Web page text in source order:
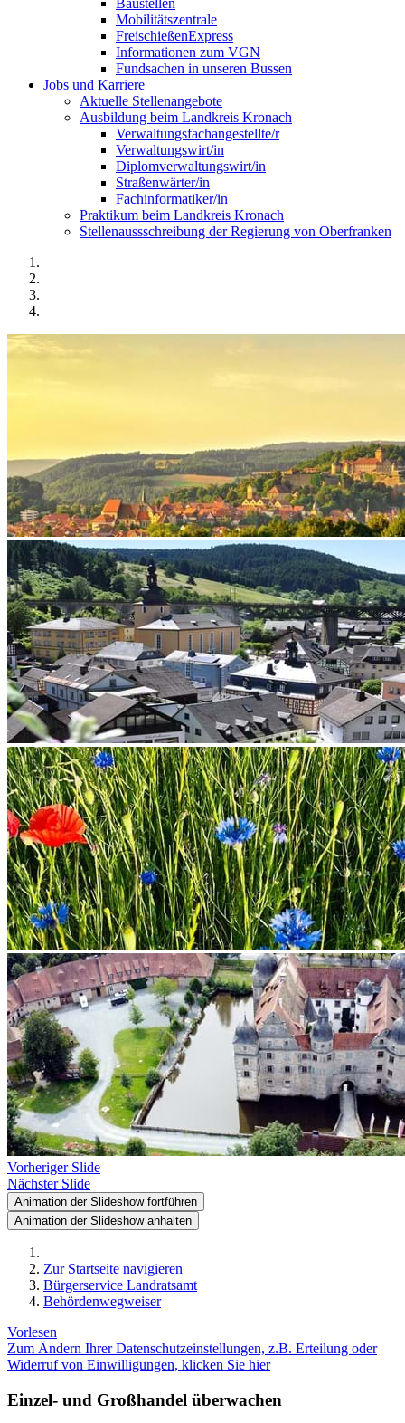
Baustellen
Mobilitätszentrale
FreischießenExpress
Informationen zum VGN
Fundsachen in unseren Bussen
Jobs und Karriere
Aktuelle Stellenangebote
Ausbildung beim Landkreis Kronach
Verwaltungsfachangestellte/r
Verwaltungswirt/in
Diplomverwaltungswirt/in
Straßenwärter/in
Fachinformatiker/in
Praktikum beim Landkreis Kronach
Stellenaussschreibung der Regierung von Oberfranken
Vorheriger Slide
Nächster Slide
Animation der Slideshow fortführen
Animation der Slideshow anhalten
Zur Startseite navigieren
Bürgerservice Landratsamt
Behördenwegweiser
Vorlesen
Zum Ändern Ihrer Datenschutzeinstellungen, z.B. Erteilung oder
Widerruf von Einwilligungen, klicken Sie hier
Einzel- und Großhandel überwachen